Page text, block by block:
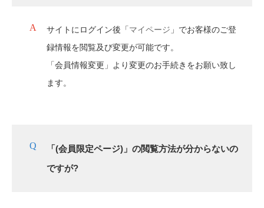
サイトにログイン後「マイページ 」でお客様のご登
録情報を閲覧及び変更が可能です。
「会員情報変更」より変更のお手続きをお願い致し
ます。
「(会員限定ページ)」の閲覧方法が分からないの
ですが?